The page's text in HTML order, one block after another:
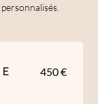
450 €